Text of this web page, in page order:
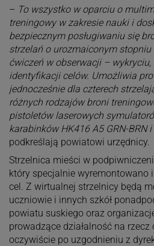
– To wszystko w oparciu o
treningowy w zakresie nauki i
bezpiecznym posługiwaniu się
strzelań o urozmaiconym
ćwiczeń w obserwacji –
identyfikacji celów. Umożliwia
jednocześnie dla czterech
różnych rodzajów broni
pistoletów laserowych
karabinków HK416 A5 GRN-BRN
podkreślają powiatowi urzędnicy.
Strzelnica mieści w
który specjalnie wyremontowano
cel. Z wirtualnej strzelnicy będą
uczniowie i innych szkół
powiatu suskiego oraz
prowadzące działalność na
oczywiście po uzgodnieniu z